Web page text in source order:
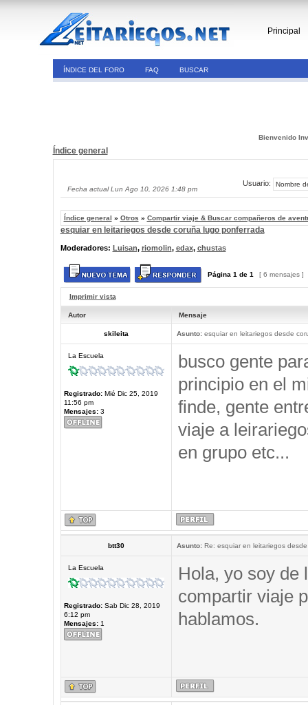
Principal
ÍNDICE DEL FORO FAQ BUSCAR
Bienvenido
Índice general
Fecha actual Lun Ago 10, 2026 1:48 pm
Usuario:
Índice general » Otros » Compartir viaje & Buscar compañeros de
esquiar en leitariegos desde coruña lugo ponferrada
Moderadores: Luisan, riomolin, edax, chustas
Página 1 de 1 [ 6 mensajes ]
Imprimir vista
Autor Mensaje
skileita Asunto:esquiar en leitariegos desde
La Escuela
Registrado:Mié Dic 25, 2019
11:56 pm
Mensajes:3
busco gente
principio en el
finde, gente
viaje a
en grupo etc...
btt30 Asunto:Re: esquiar en leitariegos
La Escuela
Registrado:Sab Dic 28, 2019
6:12 pm
Mensajes:1
Hola, yo soy de
compartir viaje
hablamos.